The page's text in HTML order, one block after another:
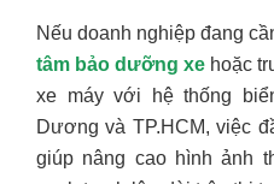
Nếu doanh nghiệp đang
tâm bảo dưỡng xe hoặc
xe máy với hệ thống
Dương và TP.HCM, việc
giúp nâng cao hình ảnh